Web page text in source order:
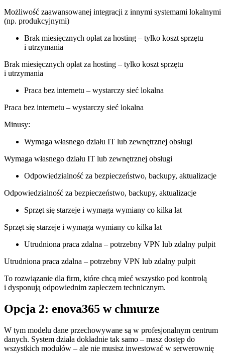
Możliwość zaawansowanej integracji z innymi systemami lokalnymi
(np. produkcyjnymi)
Brak miesięcznych opłat za hosting – tylko koszt sprzętu
i utrzymania
Brak miesięcznych opłat za hosting – tylko koszt sprzętu
i utrzymania
Praca bez internetu – wystarczy sieć lokalna
Praca bez internetu – wystarczy sieć lokalna
Minusy:
Wymaga własnego działu IT lub zewnętrznej obsługi
Wymaga własnego działu IT lub zewnętrznej obsługi
Odpowiedzialność za bezpieczeństwo, backupy, aktualizacje
Odpowiedzialność za bezpieczeństwo, backupy, aktualizacje
Sprzęt się starzeje i wymaga wymiany co kilka lat
Sprzęt się starzeje i wymaga wymiany co kilka lat
Utrudniona praca zdalna – potrzebny VPN lub zdalny pulpit
Utrudniona praca zdalna – potrzebny VPN lub zdalny pulpit
To rozwiązanie dla firm, które chcą mieć wszystko pod kontrolą
i dysponują odpowiednim zapleczem technicznym.
Opcja 2: enova365 w chmurze
W tym modelu dane przechowywane są w profesjonalnym centrum
danych. System działa dokładnie tak samo – masz dostęp do
wszystkich modułów – ale nie musisz inwestować w serwerownię